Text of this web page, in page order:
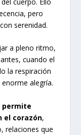
pero
serenidad.
a pleno ritmo,
cuando el
la respiración
alegría.
permite
el corazón,
relaciones que